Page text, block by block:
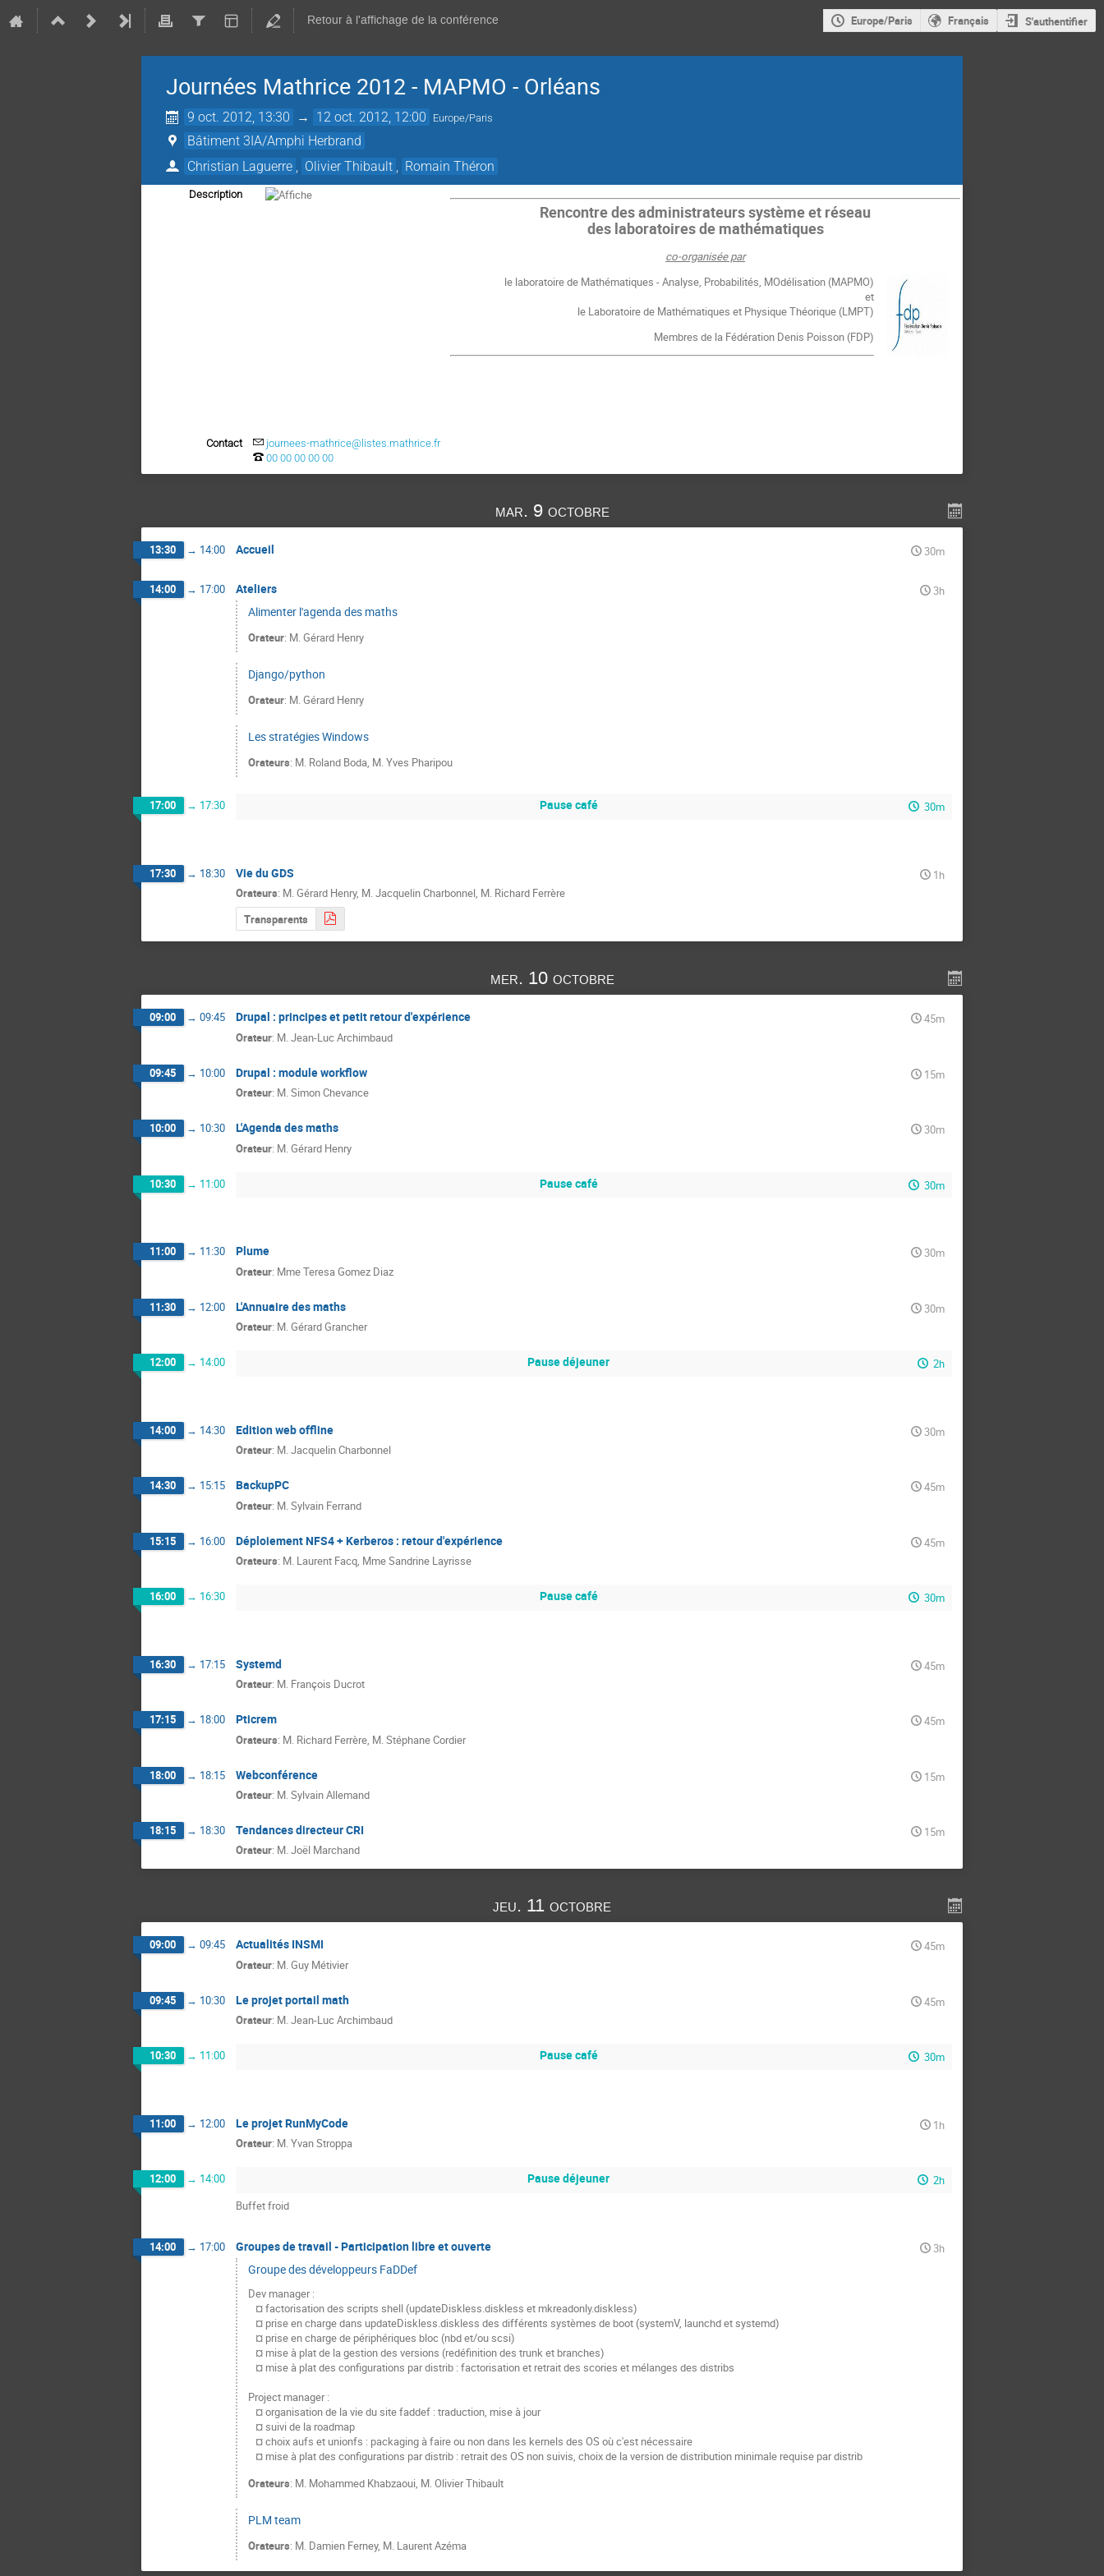
Retour à l'affichage de la conférence Europe/Paris Français S'authentifier
Journées Mathrice 2012 - MAPMO - Orléans
9 oct. 2012, 13:30 → 12 oct. 2012, 12:00 Europe/Paris
Bâtiment 3IA/Amphi Herbrand
Christian Laguerre
Olivier Thibault Romain Théron
Description
Rencontre des administrateurs système et réseau
des laboratoires de mathématiques
co-organisée par
le laboratoire de Mathématiques - Analyse, Probabilités, MOdélisation (MAPMO)
et
le Laboratoire de Mathématiques et Physique Théorique (LMPT)
Membres de la Fédération Denis Poisson (FDP)
Contact
journees-mathrice@listes.mathrice.fr
00 00 00 00 00
mar. 9 octobre
13:30 → 14:00 Accueil 30m
14:00 → 17:00 Ateliers 3h
Alimenter l'agenda des maths
Orateur: M.Gérard Henry
Django/python
Orateur: M.Gérard Henry
Les stratégies Windows
Orateurs: M. Roland Boda, M.Yves Pharipou
17:00 → 17:30 Pause café 30m
17:30 → 18:30 Vie du GDS
1h
Orateurs: M.Gérard Henry, M.Jacquelin Charbonnel, M. Richard Ferrère
Transparents
mer. 10 octobre
09:00 → 09:45 Drupal : principes et petit retour d'expérience
45m
Orateur: M.Jean-Luc Archimbaud
09:45 → 10:00 Drupal : module workflow
15m
Orateur: M.Simon Chevance
10:00 → 10:30 L'Agenda des maths
30m
Orateur: M.Gérard Henry
10:30 → 11:00 Pause café 30m
11:00 → 11:30 Plume
30m
Orateur: MmeTeresa Gomez Diaz
11:30 → 12:00 L'Annuaire des maths
30m
Orateur: M.Gérard Grancher
12:00 → 14:00 Pause déjeuner 2h
14:00 → 14:30 Edition web offline
30m
Orateur: M.Jacquelin Charbonnel
14:30 → 15:15 BackupPC
45m
Orateur: M. Sylvain Ferrand
15:15 → 16:00 Déploiement NFS4 + Kerberos : retour d'expérience
45m
Orateurs: M. Laurent Facq, MmeSandrine Layrisse
16:00 → 16:30 Pause café 30m
16:30 → 17:15 Systemd
45m
Orateur: M. François Ducrot
17:15 → 18:00 Pticrem
45m
Orateurs: M. Richard Ferrère M. Stéphane Cordier
18:00 → 18:15 Webconférence
15m
Orateur: M.Sylvain Allemand
18:15 → 18:30 Tendances directeur CRI
15m
Orateur: M.Joël Marchand
jeu. 11 octobre
09:00 → 09:45 Actualités INSMI
45m
Orateur: M. Guy Métivier
09:45 → 10:30 Le projet portail math
45m
Orateur: M.Jean-Luc Archimbaud
10:30 → 11:00 Pause café 30m
11:00 → 12:00 Le projet RunMyCode
1h
Orateur: M.Yvan Stroppa
12:00 → 14:00 Pause déjeuner
2h
Buffet froid
14:00 → 17:00 Groupes de travail - Participation libre et ouverte 3h
Groupe des développeurs FaDDef
Dev manager :
Project manager :
   ¤ mise à plat des configurations par distrib : retrait des OS non suivis, choix de la version de distribution minimale requise par distrib
Orateurs: M. Mohammed Khabzaoui, M.Olivier Thibault
PLM team
Orateurs: M. Damien Ferney, M. Laurent Azéma